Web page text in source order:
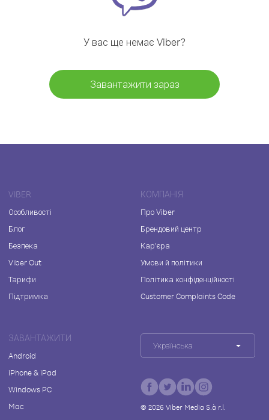
У вас ще немає Viber?
Завантажити зараз
VIBER
Особливості
Блог
Безпека
Viber Out
Тарифи
Підтримка
КОМПАНІЯ
Про Viber
Брендовий центр
Кар'єра
Умови й політики
Політика конфіденційності
Customer Complaints Code
ЗАВАНТАЖИТИ
Android
iPhone & iPad
Windows PC
Mac
Українська
© 2026Viber Media S.à r.l.